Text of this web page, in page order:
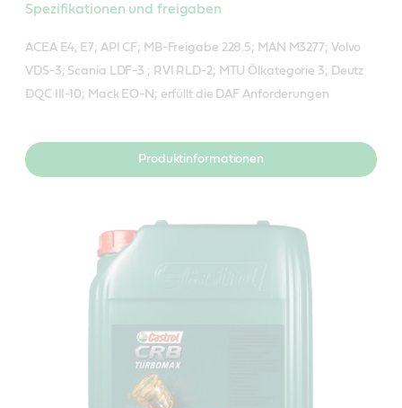
Spezifikationen und freigaben
ACEA E4, E7; API CF; MB-Freigabe 228.5; MAN M3277; Volvo
VDS-3; Scania LDF-3 ; RVI RLD-2; MTU Ölkategorie 3; Deutz
DQC III-10; Mack EO-N; erfüllt die DAF Anforderungen
Produktinformationen